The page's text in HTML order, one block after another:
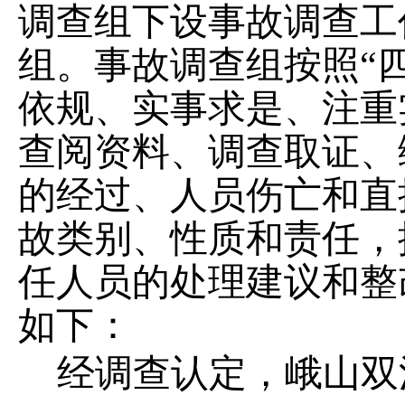
调查组下设事故调查
组。 事故调查组按照“
依规、实事求是、注
查阅资料、 调查取证
的经过、人员伤亡和
故类别、性质和责任
任人员的处理建议和
如下：
经调查认定，峨山